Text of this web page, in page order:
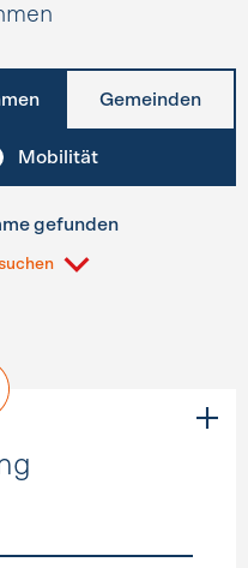
Gemeinden
Mobilität
gefunden